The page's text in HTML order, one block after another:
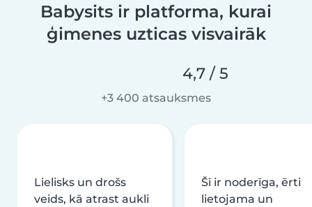
Babysits ir platforma, kurai
ģimenes uzticas visvairāk
4,7 / 5
+3 400 atsauksmes
Lielisks un drošs
veids, kā atrast aukli
Šī ir noderīga, ērti
lietojama un